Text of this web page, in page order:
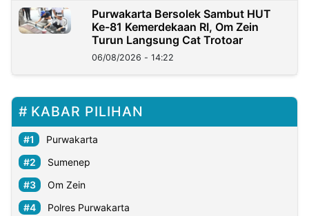
Purwakarta Bersolek Sambut HUT
Ke-81 Kemerdekaan RI, Om Zein
Turun Langsung Cat Trotoar
06/08/2026 - 14:22
KABAR PILIHAN
Purwakarta
Sumenep
Om Zein
Polres Purwakarta